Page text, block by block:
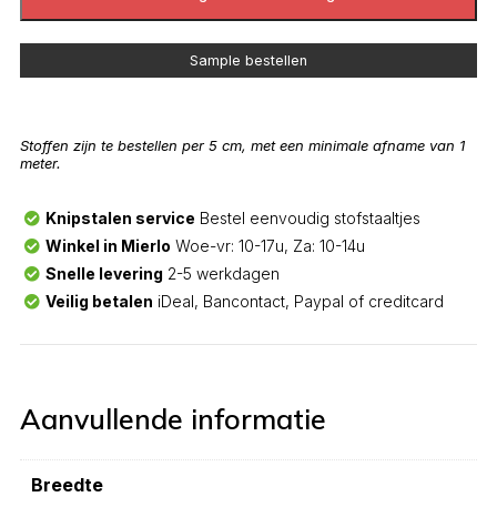
Sample bestellen
Stoffen zijn te bestellen per 5 cm, met een minimale afname van 1
meter.
Knipstalen service Bestel eenvoudig stofstaaltjes
Winkel in Mierlo Woe-vr: 10-17u, Za: 10-14u
Snelle levering 2-5 werkdagen
Veilig betalen iDeal, Bancontact, Paypal of creditcard
Aanvullende informatie
Breedte